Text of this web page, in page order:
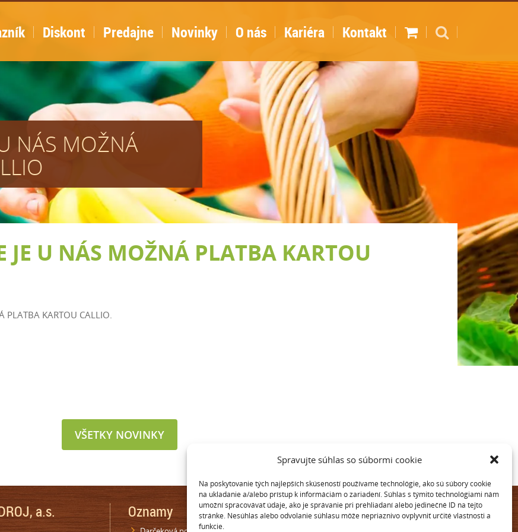
Spravujte súhlas so súbormi cookie
Na poskytovanie tých najlepších skúseností používame technológie, ako sú súbory cookie
na ukladanie a/alebo prístup k informáciám o zariadení. Súhlas s týmito technológiami nám
umožní spracovávať údaje, ako je správanie pri prehliadaní alebo jedinečné ID na tejto
stránke. Nesúhlas alebo odvolanie súhlasu môže nepriaznivo ovplyvniť určité vlastnosti a
funkcie.
Diskont Predajne Novinky O nás Kariéra Kontakt
NÁS MOŽNÁ
U NÁS MOŽNÁ PLATBA KARTOU
KARTOU CALLIO.
VŠETKY NOVINKY
a.s. Oznamy Najbližšia predajňa